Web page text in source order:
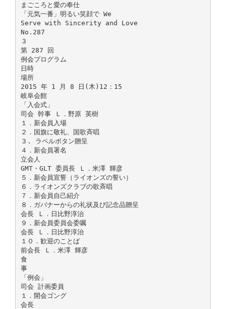
まごころと愛の奉仕
「元気一番」明るい笑顔で We
Serve with Sincerity and Love
No.287
３
第 287 回
例会プログラム
日時
場所
2015 年 1 月 8 日(木)12：15
岐阜会館
「入会式」
司会 幹事 Ｌ．野原 英樹
１．新会員入場
２．国旗に敬礼、国歌斉唱
３. ラペルボタン贈呈
４．新会員署名
立会人
GMT・GLT 委員長 Ｌ．米澤 輝彦
５．新会員宣誓（ライオンズの誓い）
６．ライオンズクラブの歌斉唱
７．新会員自己紹介
８．ガバナーからの礼状及び記念品贈呈
会長 Ｌ．日比野淳治
９．新会員委員会委嘱
会長 Ｌ．日比野淳治
１０．歓迎のことば
前会長 Ｌ．米澤 輝彦
食
事
「例会」
司会 計画委員
１．開会ゴング
会長